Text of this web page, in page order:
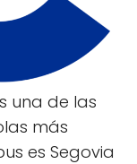
una de las
más
es Segovia